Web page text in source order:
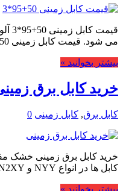
می شود. قیمت کابل زمینی 50+95*3 مسی و آلومینیومی به دلیل استفاده در پروژه های …
بیشتر بخوانید »
خرید کابل برق
کابل برق, کابل زمینی 0
کابل ها در انواع NYY و N2XY تولید می شوند. …